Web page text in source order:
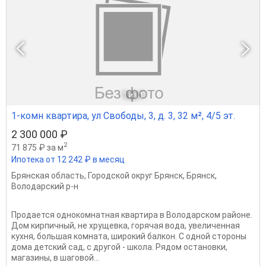
1 из 1
1-комн квартира, ул Свободы, 3, д. 3, 32 м², 4/5 эт.
2 300 000 ₽
71 875 ₽ за м2
Ипотека от 12 242 ₽ в месяц
Брянская область, Городской округ Брянск, Брянск,
Володарский р-н
Продается однокомнатная квартира в Володарском районе.
Дом кирпичный, не хрущевка, горячая вода, увеличенная
кухня, большая комната, широкий балкон. С одной стороны
дома детский сад, с другой - школа. Рядом остановки,
магазины, в шаговой...